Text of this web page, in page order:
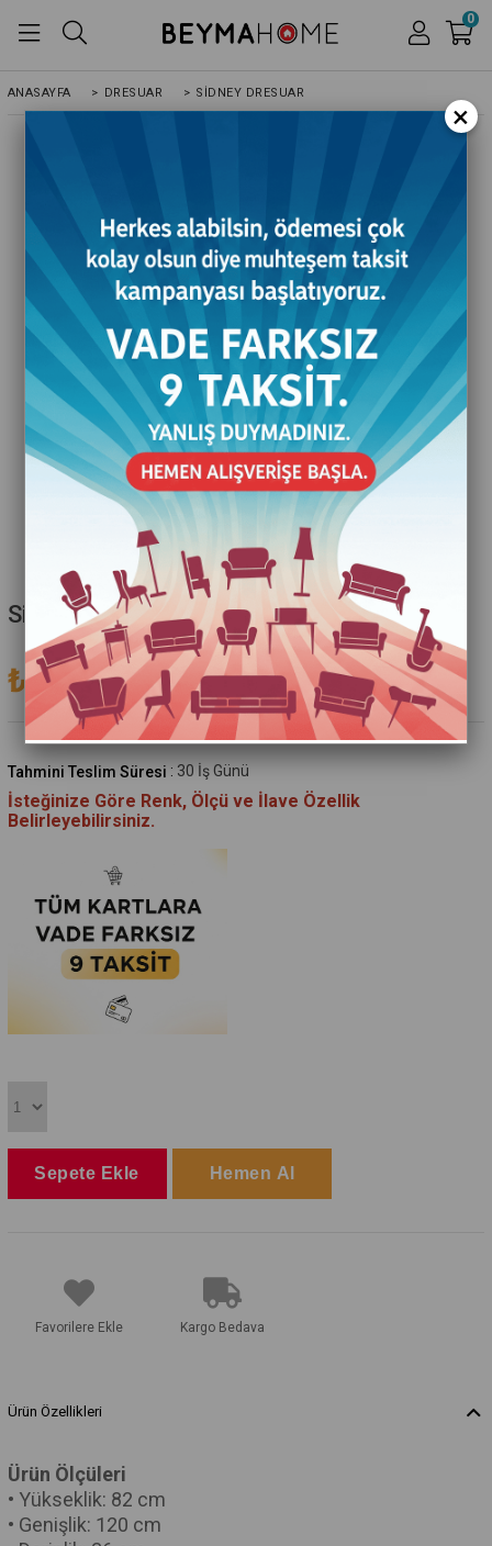
0
ANASAYFA > DRESUAR > SIDNEY DRESUAR
Sidney Dresuar
₺21.149,00(KDV Dahil)
Tahmini Teslim Süresi : 30 İş Günü
İsteğinize Göre Renk, Ölçü ve İlave Özellik
Belirleyebilirsiniz.
Favorilere Ekle Kargo Bedava
Ürün Özellikleri
Ürün Ölçüleri
• Yükseklik: 82 cm
• Genişlik: 120 cm
×